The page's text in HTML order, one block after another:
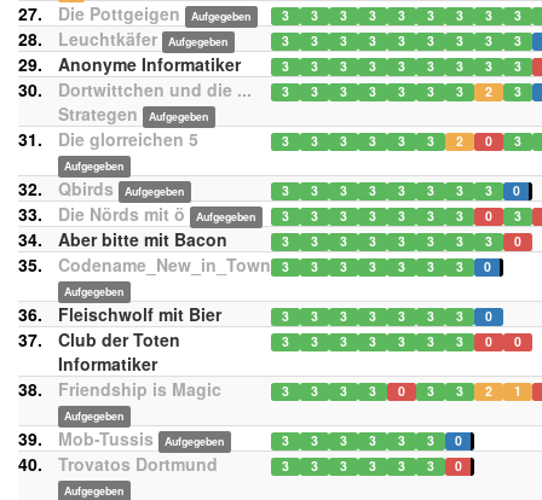
27. Die Pottgeigen Aufgegeben 3 3 3 3 3 3 3 3 3
28. Leuchtkäfer Aufgegeben 3 3 3 3 3 3 3 3 3
29. Anonyme Informatiker 3 3 3 3 3 3 3 3 3
30.
Dortwittchen und die ...
Strategen
Aufgegeben
3 3 3 3 3 3 3 2 3
31. Die glorreichen 5
Aufgegeben
3 3 3 3 3 3 2 0 3
32. Qbirds Aufgegeben 3 3 3 3 3 3 3 3 0
33. Die Nörds mit ö Aufgegeben 3 3 3 3 3 3 3 0 3
34. Aber bitte mit Bacon 3 3 3 3 3 3 3 3 0
35. Codename_New_in_Town
Aufgegeben
3 3 3 3 3 3 3 0
36. Fleischwolf mit Bier 3 3 3 3 3 3 3 0
37.
Club der Toten
Informatiker
3 3 3 3 3 3 3 0 0
38. Friendship is Magic
Aufgegeben
3 3 3 3 0 3 3 2 1
39. Mob-Tussis Aufgegeben 3 3 3 3 3 3 0
40. Trovatos Dortmund
Aufgegeben
3 3 3 3 3 3 0